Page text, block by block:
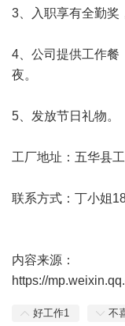
3、入职享有全勤奖
4、公司提供工作餐
夜。
5、发放节日礼物。
工厂地址：五华县
联系方式：丁小姐
内容来源：
https://
好工作1 不